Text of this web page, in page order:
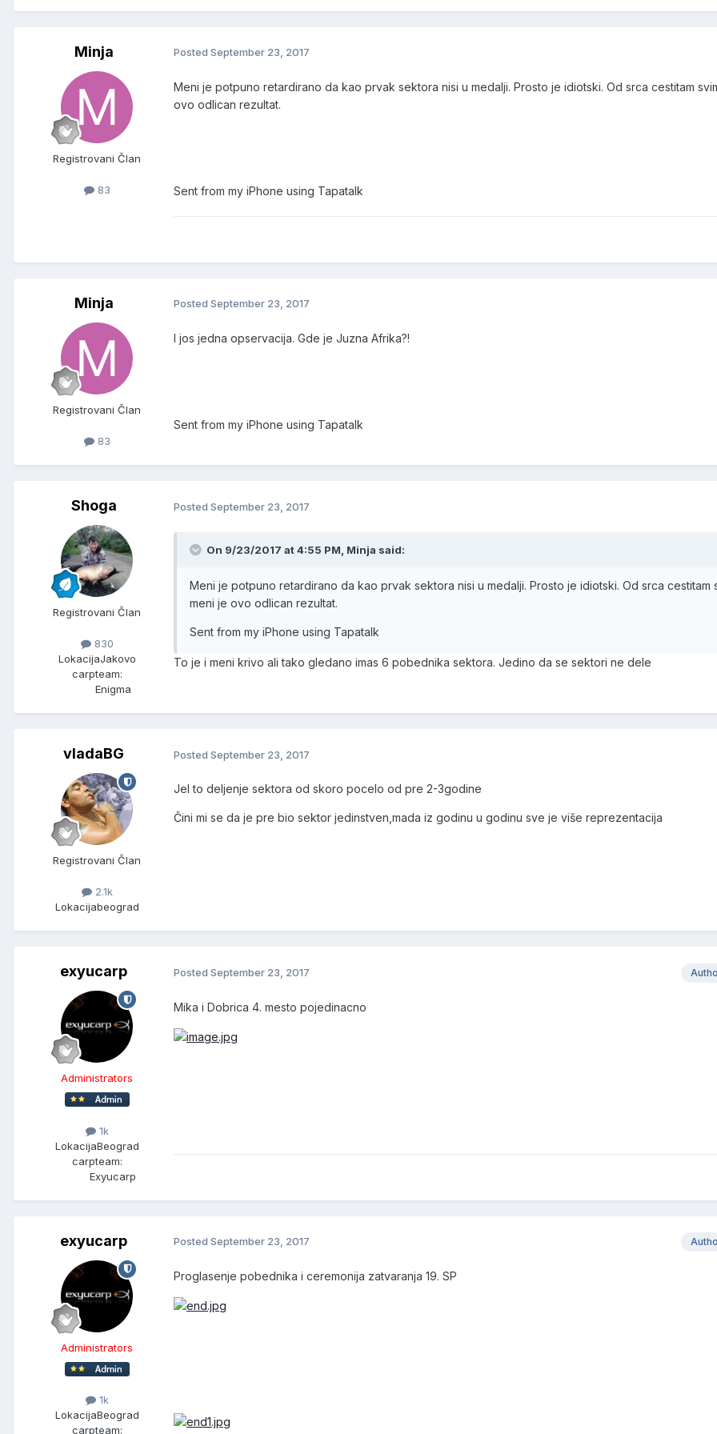
Minja
Registrovani Član
83
Posted September 23, 2017
Meni je potpuno retardirano da kao prvak sektora nisi u medalji. Prosto je idiotski. Od srca cestitam
ovo odlican rezultat.
Sent from my iPhone using Tapatalk
Minja
Registrovani Član
83
Posted September 23, 2017
I jos jedna opservacija. Gde je Juzna Afrika?!
Sent from my iPhone using Tapatalk
Shoga
Registrovani Član
830
LokacijaJakovo
carpteam:
Enigma
Posted September 23, 2017
On 9/23/2017 at 4:55 PM, Minja said:
Meni je potpuno retardirano da kao prvak sektora nisi u medalji. Prosto je idiotski. Od srca cestitam
meni je ovo odlican rezultat.
Sent from my iPhone using Tapatalk
To je i meni krivo ali tako gledano imas 6 pobednika sektora. Jedino da se sektori ne dele
vladaBG
Registrovani Član
2.1k
Lokacijabeograd
Posted September 23, 2017
Jel to deljenje sektora od skoro pocelo od pre 2-3godine
Čini mi se da je pre bio sektor jedinstven,mada iz godinu u godinu sve je više reprezentacija
exyucarp
Administrators
1k
LokacijaBeograd
carpteam:
Exyucarp
Posted September 23, 2017
Mika i Dobrica 4. mesto pojedinacno
exyucarp
Administrators
1k
LokacijaBeograd
carpteam:
Posted September 23, 2017
Proglasenje pobednika i ceremonija zatvaranja 19. SP